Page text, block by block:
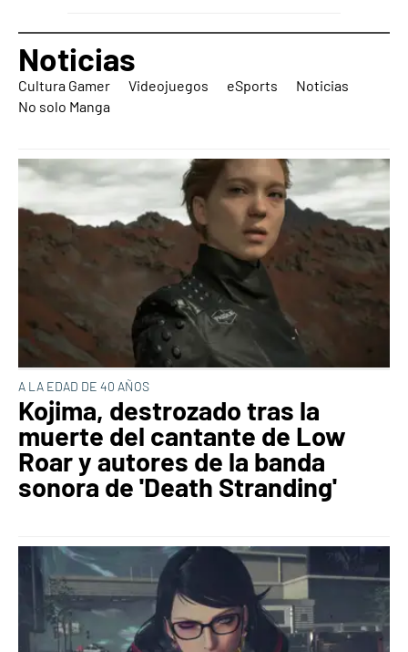
Noticias
Cultura Gamer Videojuegos eSports
Noticias
No solo Manga
A LA EDAD DE 40 AÑOS
Kojima, destrozado tras la
muerte del cantante de Low
Roar y autores de la banda
sonora de 'Death Stranding'